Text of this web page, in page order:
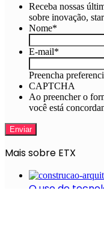
Receba nossas
sobre inovação,
Nome*
E-mail*
Preencha
CAPTCHA
Ao preencher o
você está
Mais sobre ETX
O uso de